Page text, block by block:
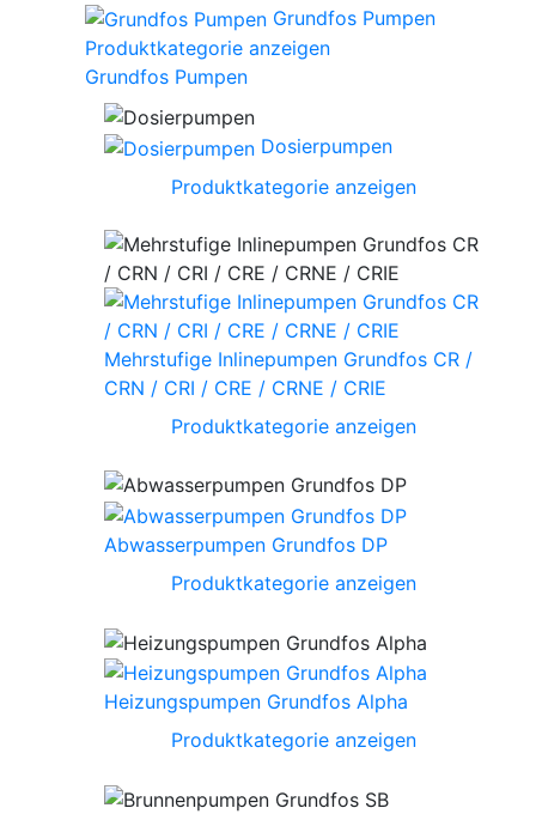
Grundfos Pumpen
Produktkategorie anzeigen
Grundfos Pumpen
Dosierpumpen
Produktkategorie anzeigen
Mehrstufige Inlinepumpen Grundfos CR /
CRN / CRI / CRE / CRNE / CRIE
Produktkategorie anzeigen
Abwasserpumpen Grundfos DP
Produktkategorie anzeigen
Heizungspumpen Grundfos Alpha
Produktkategorie anzeigen